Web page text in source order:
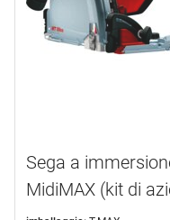
Sega a
MidiMAX (kit di